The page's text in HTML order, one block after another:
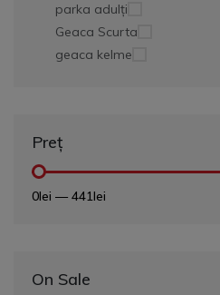
parka adulți
Geaca Scurta
geaca kelme
Preț
0lei — 441lei
On Sale